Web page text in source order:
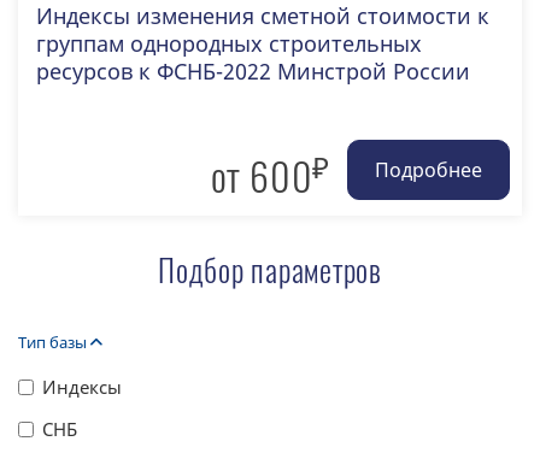
Подбор параметров
Тип базы
Индексы
СНБ
Индексы изменения сметной стоимости к
группам однородных строительных
ресурсов к ФСНБ-2022 Минстрой России
от 600₽